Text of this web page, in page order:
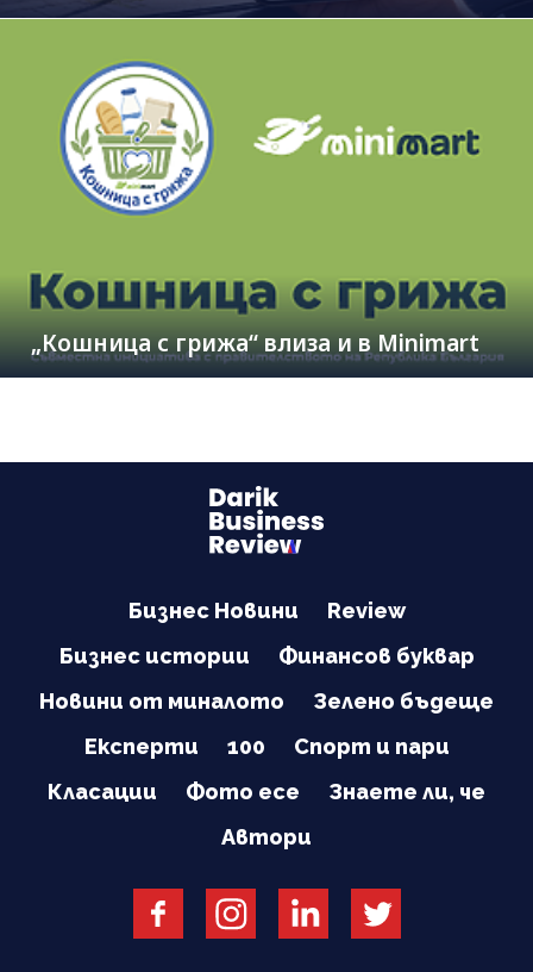
„Кошница с грижа“ влиза и в Minimart
Бизнес Новини
Review
Бизнес истории
Финансов буквар
Новини от миналото
Зелено бъдеще
Експерти
100
Спорт и пари
Класации
Фото есе
Знаете ли, че
Автори